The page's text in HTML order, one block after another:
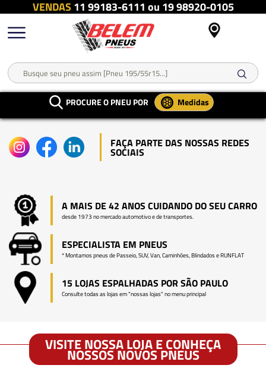
VENDAS 11 99183-6111 ou 19 98920-0105
PROCURE O PNEU POR Medidas
FAÇA PARTE DAS NOSSAS REDES
SOCIAIS
A MAIS DE 42 ANOS CUIDANDO DO SEU CARRO
desde 1973 no mercado automotivo e de transportes.
ESPECIALISTA EM PNEUS
* Montamos pneus de Passeio, SUV, Van, Caminhões, Blindados e RUNFLAT
15 LOJAS ESPALHADAS POR SÃO PAULO
Consulte todas as lojas em "nossas lojas" no menu principal
VISITE NOSSA LOJA E CONHEÇA
NOSSOS NOVOS PNEUS